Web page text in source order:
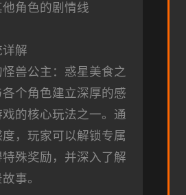
角色的剧情线
解
兽公主：惑星美食之
个角色建立深厚的感
的核心玩法之一。通
，玩家可以解锁专属
殊奖励，并深入了解
事。